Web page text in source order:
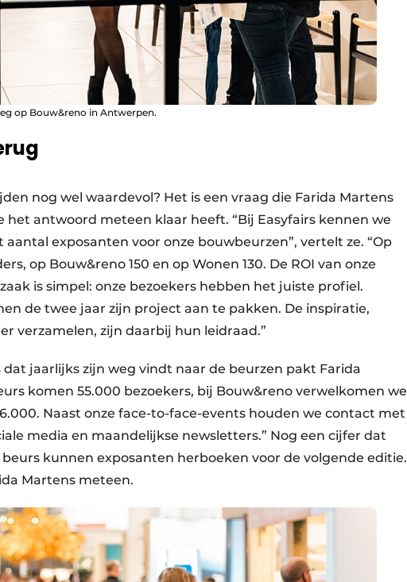
op Bouw&reno in Antwerpen.
nog wel waardevol? Het is een vraag die Farida Martens
antwoord meteen klaar heeft. “Bij Easyfairs kennen we
exposanten voor onze bouwbeurzen”, vertelt ze. “Op
op Bouw&reno 150 en op Wonen 130. De ROI van onze
is simpel: onze bezoekers hebben het juiste profiel.
de twee jaar zijn project aan te pakken. De inspiratie,
verzamelen, zijn daarbij hun leidraad.”
jaarlijks zijn weg vindt naar de beurzen pakt Farida
komen 55.000 bezoekers, bij Bouw&reno verwelkomen we
Naast onze face-to-face-events houden we contact met
media en maandelijkse newsletters.” Nog een cijfer dat
kunnen exposanten herboeken voor de volgende editie.
Martens meteen.